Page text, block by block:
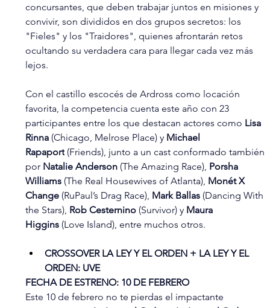
concursantes, que deben trabajar juntos en misiones y
convivir, son divididos en dos grupos secretos: los
"Fieles" y los "Traidores", quienes afrontarán retos
ocultando su verdadera cara para llegar cada vez más
lejos.
Con el castillo escocés de Ardross como locación
favorita, la competencia cuenta este año con 23
participantes entre los que destacan actores como Lisa
Rinna (Chicago, Melrose Place) y Michael
Rapaport (Friends), junto a un cast conformado también
por Natalie Anderson (The Amazing Race), Porsha
Williams (The Real Housewives of Atlanta), Monét X
Change (RuPaul’s Drag Race), Mark Ballas (Dancing With
the Stars), Rob Cesternino (Survivor) y Maura
Higgins (Love Island), entre muchos otros.
CROSSOVER LA LEY Y EL ORDEN + LA LEY Y EL
ORDEN: UVE
FECHA DE ESTRENO: 10 DE FEBRERO
Este 10 de febrero no te pierdas el impactante